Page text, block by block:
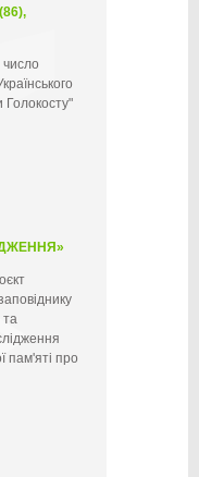
Голокосту"
та
пам'яті про